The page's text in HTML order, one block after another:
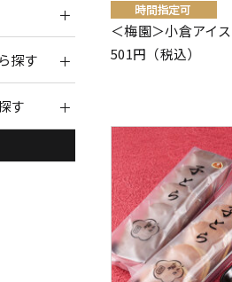
探す
す
＜梅園＞小倉アイス
501円（税込）